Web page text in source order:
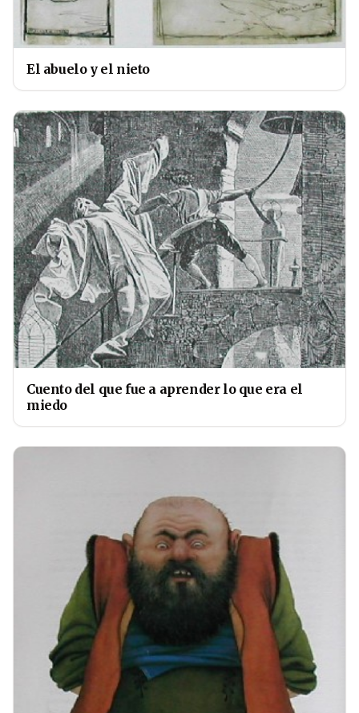
El abuelo y el nieto
Cuento del que fue a aprender lo que era el
miedo